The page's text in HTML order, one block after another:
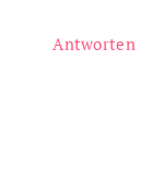
Antworten